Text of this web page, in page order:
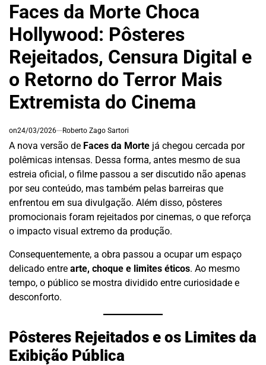
Faces da Morte Choca
Hollywood: Pôsteres
Rejeitados, Censura Digital e
o Retorno do Terror Mais
Extremista do Cinema
on24/03/2026 Roberto Zago Sartori
A nova versão de Faces da Morte já chegou cercada por
polêmicas intensas. Dessa forma, antes mesmo de sua
estreia oficial, o filme passou a ser discutido não apenas
por seu conteúdo, mas também pelas barreiras que
enfrentou em sua divulgação. Além disso, pôsteres
promocionais foram rejeitados por cinemas, o que reforça
o impacto visual extremo da produção.
Consequentemente, a obra passou a ocupar um espaço
delicado entre arte, choque e limites éticos. Ao mesmo
tempo, o público se mostra dividido entre curiosidade e
desconforto.
Pôsteres Rejeitados e os Limites da
Exibição Pública